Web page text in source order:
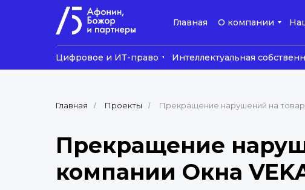
Главная О компании
Цифровое и ИТ-право Интеллектуальная
Главная / Проекты / Прекращение нарушений на
Прекращение
компании Окна